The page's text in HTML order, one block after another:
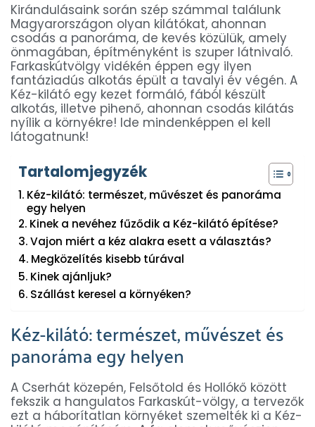
Kirándulásaink során szép számmal találunk
Magyarországon olyan kilátókat, ahonnan
csodás a panoráma, de kevés közülük, amely
önmagában, építményként is szuper látnivaló.
Farkaskútvölgy vidékén éppen egy ilyen
fantáziadús alkotás épült a tavalyi év végén. A
Kéz-kilátó egy kezet formáló, fából készült
alkotás, illetve pihenő, ahonnan csodás kilátás
nyílik a környékre! Ide mindenképpen el kell
látogatnunk!
Tartalomjegyzék
Kéz-kilátó: természet, művészet és panoráma
egy helyen
Kinek a nevéhez fűződik a Kéz-kilátó építése?
Vajon miért a kéz alakra esett a választás?
Megközelítés kisebb túrával
Kinek ajánljuk?
Szállást keresel a környéken?
Kéz-kilátó: természet, művészet és
panoráma egy helyen
A Cserhát közepén, Felsőtold és Hollókő között
fekszik a hangulatos Farkaskút-völgy, a tervezők
ezt a háborítatlan környéket szemelték ki a Kéz-